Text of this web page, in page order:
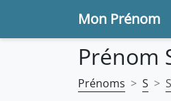
Mon Prénom
Prénom
Prénoms S